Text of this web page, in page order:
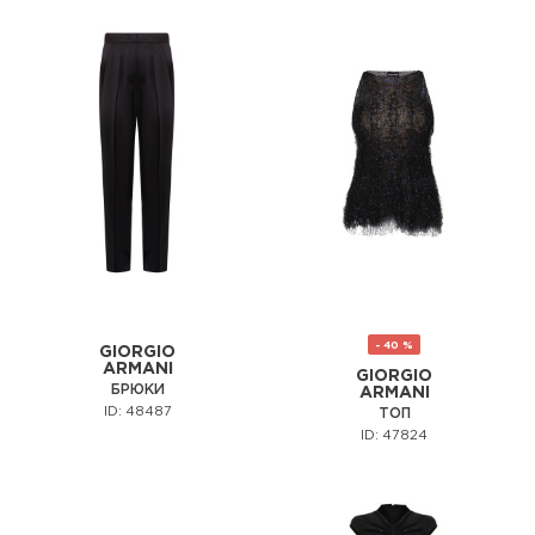
GIORGIO
ARMANI
БРЮКИ
ID: 48487
- 40 %
GIORGIO
ARMANI
ТОП
ID: 47824